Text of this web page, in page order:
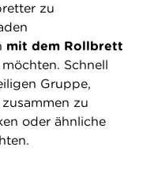
zu
mit dem Rollbrett
möchten. Schnell
Gruppe,
zu
oder ähnliche